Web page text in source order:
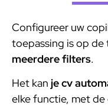
Configureer uw
toepassing is op de
meerdere filters.
Het kan je cv
elke functie, met